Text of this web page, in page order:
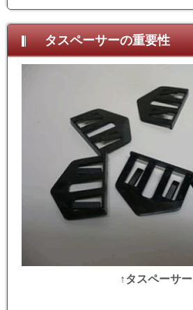
タスペーサーの重要性
↑タスペーサー